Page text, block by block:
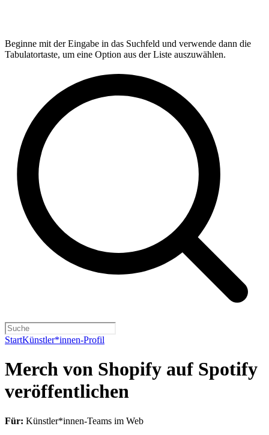
Beginne mit der Eingabe in das Suchfeld und verwende dann die
Tabulatortaste, um eine Option aus der Liste auszuwählen.
StartKünstler*innen-Profil
Merch von Shopify auf Spotify
veröffentlichen
Für: Künstler*innen-Teams im Web